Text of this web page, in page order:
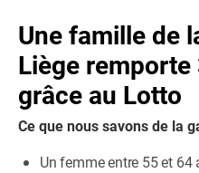
Une famille de
Liège
grâce au Lotto
Ce que nous savons de la
Un femme entre 55 et 64